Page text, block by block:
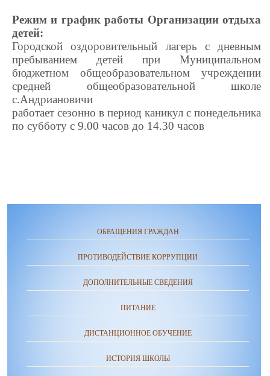
Режим и график работы Организации отдыха
детей:
Городской оздоровительный лагерь с дневным
пребыванием детей при Муниципальном
бюджетном общеобразовательном учреждении
средней общеобразовательной школе
с.Андриановичи
работает сезонно в период каникул с понедельника
по субботу с 9.00 часов до 14.30 часов
ОБРАЩЕНИЯ ГРАЖДАН
ПРОТИВОДЕЙСТВИЕ КОРРУПЦИИ
ДОПОЛНИТЕЛЬНЫЕ СВЕДЕНИЯ
ПИТАНИЕ
ДИСТАНЦИОННОЕ ОБУЧЕНИЕ
ИСТОРИЯ ШКОЛЫ